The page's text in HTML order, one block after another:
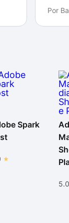
com
para os
Por
Spark
5.0